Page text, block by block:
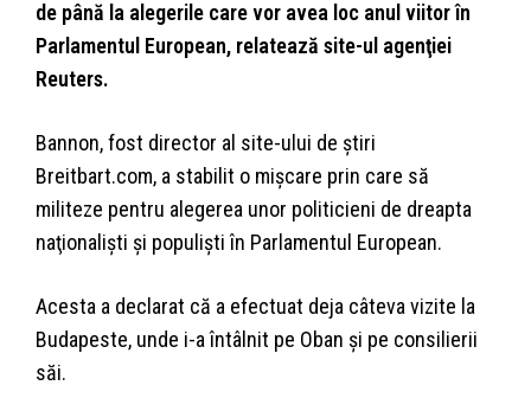
de până la alegerile care vor avea loc anul viitor în
Parlamentul European, relatează site-ul agenţiei
Reuters.
Bannon, fost director al site-ului de ştiri
Breitbart.com, a stabilit o mişcare prin care să
militeze pentru alegerea unor politicieni de dreapta
naţionalişti şi populişti în Parlamentul European.
Acesta a declarat că a efectuat deja câteva vizite la
Budapeste, unde i-a întâlnit pe Oban şi pe consilierii
săi.